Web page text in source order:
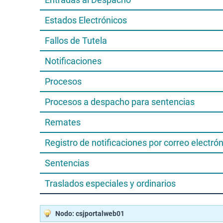
Estados Electrónicos
Fallos de Tutela
Notificaciones
Procesos
Procesos a despacho para sentencias
Remates
Registro de notificaciones por correo
Sentencias
Traslados especiales y ordinarios
Nodo: csjportalweb01